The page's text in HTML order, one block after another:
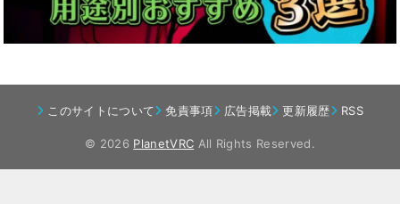
このサイトについて 免責事項 広告掲載 更新履歴 RSS
© 2026 PlanetVRC All Rights Reserved.